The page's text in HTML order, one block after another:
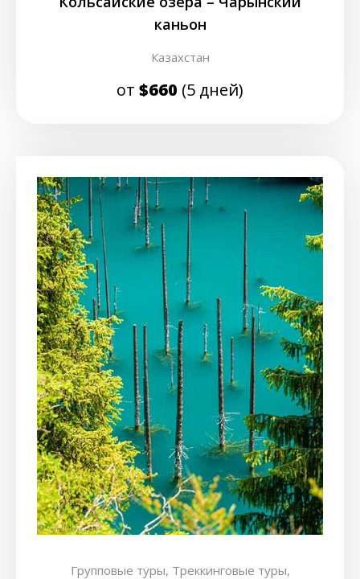
каньон
Казахстан
от $660 (5 дней)
Групповые туры, Треккинговые туры,